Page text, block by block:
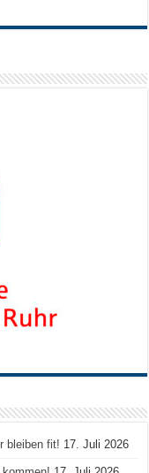
bleiben fit! 17. Juli 2026